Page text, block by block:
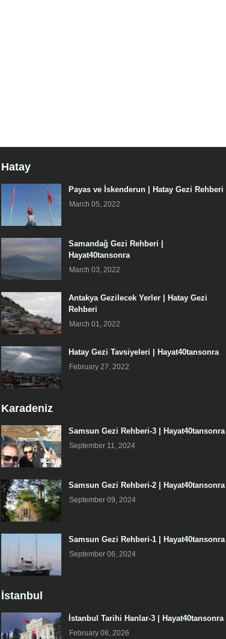
Hatay
Payas ve İskenderun | Hatay Gezi Rehberi
March 05, 2022
Samandağ Gezi Rehberi |
Hayat40tansonra
March 03, 2022
Antakya Gezilecek Yerler | Hatay Gezi
Rehberi
March 01, 2022
Hatay Gezi Tavsiyeleri | Hayat40tansonra
February 27, 2022
Karadeniz
Samsun Gezi Rehberi-3 | Hayat40tansonra
September 11, 2024
Samsun Gezi Rehberi-2 | Hayat40tansonra
September 09, 2024
Samsun Gezi Rehberi-1 | Hayat40tansonra
September 06, 2024
İstanbul
İstanbul Tarihi Hanlar-3 | Hayat40tansonra
February 08, 2026